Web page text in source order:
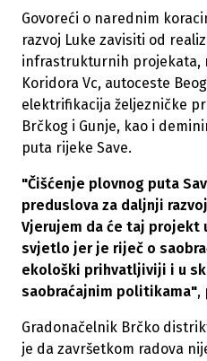
Govoreći o narednim
razvoj Luke zavisiti od
infrastrukturnih projekata,
Koridora Vc, autoceste
elektrifikacija željezničke
Brčkog i Gunje, kao i
puta rijeke Save.
"Čišćenje plovnog puta
preduslova za daljnji
Vjerujem da će taj projekt
svjetlo jer je riječ o
ekološki prihvatljiviji i u
saobraćajnim politikama",
Gradonačelnik Brčko
je da završetkom radova